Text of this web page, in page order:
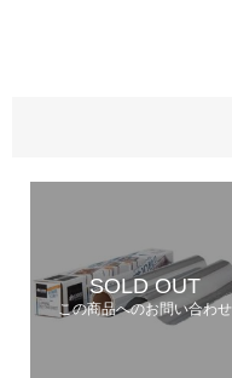
SOLD OUT
この商品へのお問い合わせ